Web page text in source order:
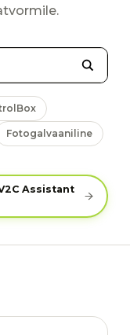
Fotogalvaaniline
Assistant